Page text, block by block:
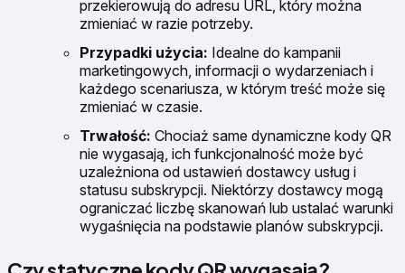
przekierowują do adresu URL, który można
zmieniać w razie potrzeby.
Przypadki użycia: Idealne do kampanii
marketingowych, informacji o wydarzeniach i
każdego scenariusza, w którym treść może się
zmieniać w czasie.
Trwałość: Chociaż same dynamiczne kody QR
nie wygasają, ich funkcjonalność może być
uzależniona od ustawień dostawcy usług i
statusu subskrypcji. Niektórzy dostawcy mogą
ograniczać liczbę skanowań lub ustalać warunki
wygaśnięcia na podstawie planów subskrypcji.